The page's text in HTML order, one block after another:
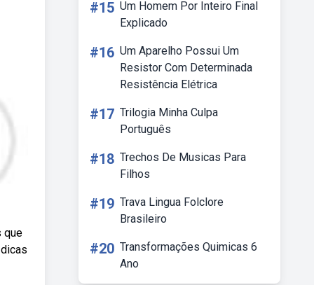
que
#15 Um Homem Por Inteiro Final
Explicado
#16 Um Aparelho Possui Um
Resistor Com Determinada
Resistência Elétrica
#17 Trilogia Minha Culpa
Português
#18 Trechos De Musicas Para
Filhos
#19 Trava Lingua Folclore
Brasileiro
#20 Transformações Quimicas 6
Ano